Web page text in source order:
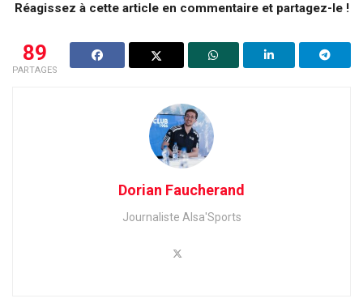
Réagissez à cette article en commentaire et partagez-le !
89
PARTAGES
Dorian Faucherand
Journaliste Alsa'Sports